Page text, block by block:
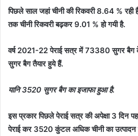
पिछले साल जहां चीनी की रिकवरी 8.64 % रही
तक चीनी रिकवरी बढ़कर 9.01 % हो गयी है.
वर्ष 2021-22 पेराई सत्र में 73380 सुगर
सुगर बैग तैयार हुये हैं.
यानि 3520 सुगर बैग का इजाफा हुआ है.
इस प्रकार पिछले पेराई सत्र की अपेक्षा 3
पेराई कर 3520 कुंटल अधिक चीनी का उत्पादन